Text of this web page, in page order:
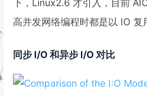
下，Linux2.6 才引入，目前
高并发网络编程时都是以 IO 复
同步 I/O 和异步 I/O 对比